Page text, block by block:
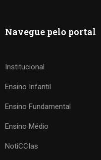
Navegue pelo portal
Institucional
Ensino Infantil
Ensino Fundamental
Ensino Médio
NotiCCIas